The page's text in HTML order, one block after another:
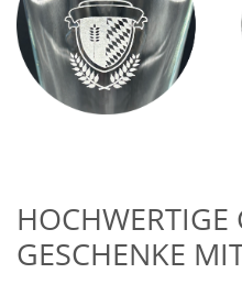
HOCHWERTIGE
GESCHENKE